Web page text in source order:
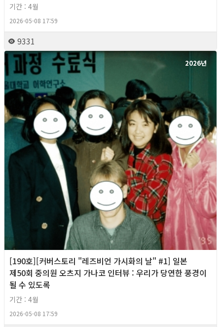
기간 : 4월
2026-05-08 17:59
9331
2026년
[190호][커버스토리 "레즈비언 가시화의 날" #1] 일본
제50회 중의원 오츠지 가나코 인터뷰 : 우리가 당연한 풍경이
될 수 있도록
기간 : 4월
2026-05-08 17:59